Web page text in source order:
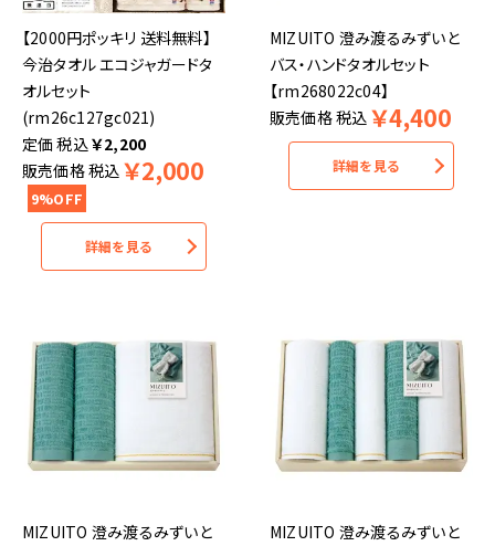
【2000円ポッキリ 送料無料】
今治タオル エコジャガードタ
オルセット
(rm26c127gc021)
税込￥2,200
販売価格税込 ￥2,000
9%OFF
詳細を見る
MIZUITO 澄み渡るみずいと
バス・ハンドタオルセット
【rm268022c04】
販売価格税込 ￥4,400
詳細を見る
MIZUITO 澄み渡るみずいと
MIZUITO 澄み渡るみずいと